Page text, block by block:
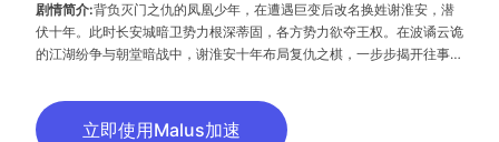
剧情简介:背负灭门之仇的凤凰少年，在遭遇巨变后改名换姓谢淮安，潜
伏十年。此时长安城暗卫势力根深蒂固，各方势力欲夺王权。在波谲云诡
的江湖纷争与朝堂暗战中，谢淮安十年布局复仇之棋，一步步揭开往事迷
立即使用Malus加速